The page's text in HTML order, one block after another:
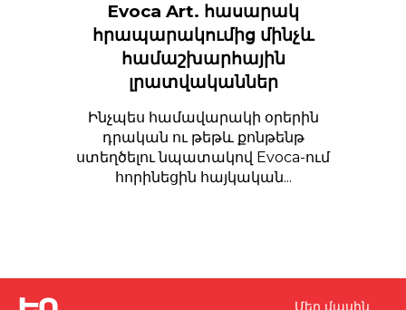
Evoca Art. հասարակ
հրապարակումից մինչև
համաշխարհային
լրատվականներ
Ինչպես համավարակի օրերին
դրական ու թեթև քոնթենթ
ստեղծելու նպատակով Evoca-ում
հորինեցին հայկական...